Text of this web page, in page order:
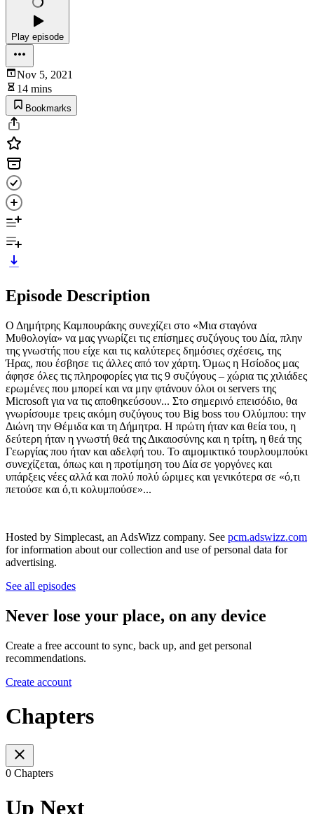
Play episode
Nov 5, 2021
14 mins
Bookmarks
Episode Description
Ο Δημήτρης Καμπουράκης συνεχίζει στο «Μια σταγόνα
Μυθολογία» να μας γνωρίζει τις επίσημες συζύγους του Δία, πλην
της γνωστής που είχε και τις καλύτερες δημόσιες σχέσεις, της
Ήρας, που έσβησε τις άλλες από τον χάρτη. Όμως η Ησίοδος μας
άφησε όλες τις πληροφορίες για τις 9 συζύγους – χώρια τις χιλιάδες
ερωμένες που μπορεί και να μην φτάνουν όλοι οι servers της
Microsoft για να τις αποθηκεύσουν... Στο σημερινό επεισόδιο, θα
γνωρίσουμε τρεις ακόμη συζύγους του Big boss του Ολύμπου: την
Διώνη την Θέμιδα και τη Δήμητρα. Η πρώτη ήταν και θεία του, η
δεύτερη ήταν η γνωστή θεά της Δικαιοσύνης και η τρίτη, η θεά της
Γεωργίας που ήταν και αδελφή του. Το αιμομικτικό τουρλουμπούκι
συνεχίζεται, όπως και η προτίμηση του Δία σε γοργόνες και
υπάρξεις νέες αλλά και πολύ πολύ ώριμες και γενικότερα σε «ό,τι
πετούσε και ό,τι κολυμπούσε»...
Hosted by Simplecast, an AdsWizz company. See pcm.adswizz.com
for information about our collection and use of personal data for
advertising.
See all episodes
Never lose your place, on any device
Create a free account to sync, back up, and get personal
recommendations.
Create account
Chapters
0 Chapters
Up Next